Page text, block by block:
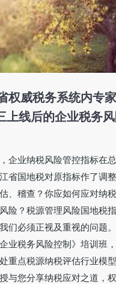
权威税务系统内专
线后的企业税务风
企业纳税风险管控指标在
省国地税对原指标作了调
、稽查？你应如何应对纳
险？税源管理风险国地税
们必须正视及重视的问题
业税务风险控制》培训班
重点税源纳税评估行业模
与您分享纳税应对之道，